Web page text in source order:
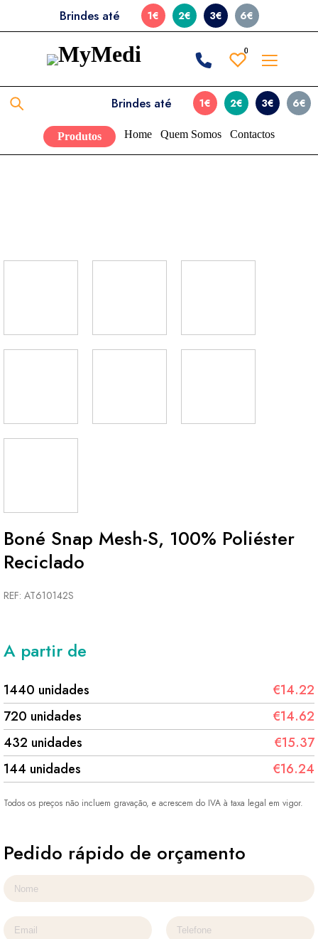
Brindes até 1€ 2€ 3€ 6€
0
0
Brindes até 1€ 2€ 3€ 6€
Produtos Home Quem Somos Contactos
Boné Snap Mesh-S, 100% Poliéster
Reciclado
REF: AT610142S
A partir de
1440 unidades
€14.22
720 unidades
€14.62
432 unidades
€15.37
144 unidades
€16.24
Todos os preços não incluem gravação, e acrescem do IVA à taxa legal em vigor.
Pedido rápido de orçamento